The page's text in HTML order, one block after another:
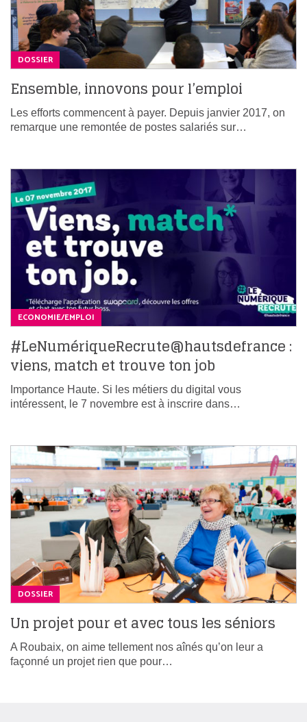
DOSSIER
Ensemble, innovons pour l’emploi
Les efforts commencent à payer. Depuis janvier 2017, on
remarque une remontée de postes salariés sur…
ECONOMIE/EMPLOI
#LeNumériqueRecrute@hautsdefrance :
viens, match et trouve ton job
Importance Haute. Si les métiers du digital vous
intéressent, le 7 novembre est à inscrire dans…
DOSSIER
Un projet pour et avec tous les séniors
A Roubaix, on aime tellement nos aînés qu’on leur a
façonné un projet rien que pour…